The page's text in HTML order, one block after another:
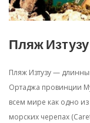
Пляж
Пляж Изтузу —
Ортаджа провинции
всем мире как одно
морских черепах